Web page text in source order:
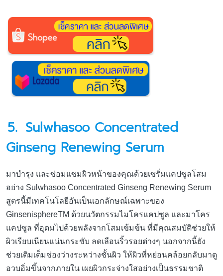
5. Sulwhasoo Concentrated
Ginseng Renewing Serum
มาบำรุง และซ่อมแซมผิวหน้าของคุณด้วยเซรั่มแคปซูลโสม
อย่าง Sulwhasoo Concentrated Ginseng Renewing Serum
สูตรนี้มีเทคโนโลยีอันเป็นเอกลักษณ์เฉพาะของ
GinsenisphereTM ด้วยนวัตกรรมไมโครแคปซูล และมาโคร
แคปซูล ที่อุดมไปด้วยพลังจากโสมเข้มข้น ที่มีคุณสมบัติช่วยให้
ผิวเรียบเนียนแน่นกระชับ ลดเลือนริ้วรอยต่างๆ นอกจากนี้ยัง
ช่วยเติมเต็มช่องว่างระหว่างชั้นผิว ให้ผิวที่หย่อนคล้อยกลับมาดู
อวบอิ่มขึ้นจากภายใน เผยผิวกระจ่างใสอย่างเป็นธรรมชาติ